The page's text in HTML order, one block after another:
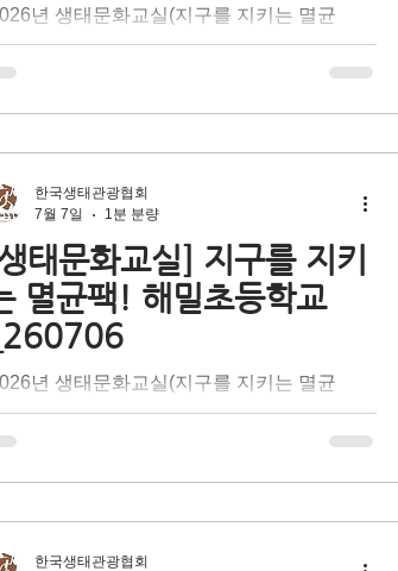
감 있는 멋진 지구 시민으로 성장하는 의미
는 시간이었습니다.
년 생태문화교실(지구를 지키는 멸균
!)'은 테트라팩 코리아의 사회공헌 활동으로
후 위기 문제 대응 방법 중 '올바른 분리배
강사의 이론 설명과 즐거운 체험 활동을 통
종이팩 중에서도 고급 펄프로 만들어지는 멸
팩의 특성을 이해하고, 재활용 과정과 자원순
의 필요성에 대해 배우는 시간을 가졌습니다.
나아가 올바른 분리배출을 통해 무심코 버려
자원 속 '숨겨진 가치'를 함께 발견했습니
. 지구의 건강한 내일을 위해 일상 속 나의 실
다짐한 <윤슬초등학교> 학생들과 함께 책
감 있는 멋진 지구 시민으로 성장하는 의미
는 시간이었습니다.
태문화교실] 지구를 지키
멸균팩! 해밀초등학교
_260706
년 생태문화교실(지구를 지키는 멸균
!)'은 테트라팩 코리아의 사회공헌 활동으로
후 위기 문제 대응 방법 중 '올바른 분리배
강사의 이론 설명과 즐거운 체험 활동을 통
종이팩 중에서도 고급 펄프로 만들어지는 멸
한국생태관광협회
7월 7일
1분 분량
한국생태관광협회